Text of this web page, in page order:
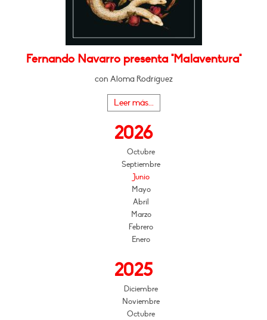
Fernando Navarro presenta "Malaventura"
con Aloma Rodríguez
Leer más...
2026
Octubre
Septiembre
Junio
Mayo
Abril
Marzo
Febrero
Enero
2025
Diciembre
Noviembre
Octubre